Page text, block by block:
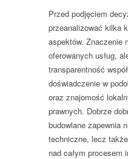
Przed podjęciem
przeanalizować kilka
aspektów. Znaczenie
oferowanych usług,
transparentność
doświadczenie w
oraz znajomość
prawnych. Dobrze
budowlane zapewnia
techniczne, lecz
nad całym procesem